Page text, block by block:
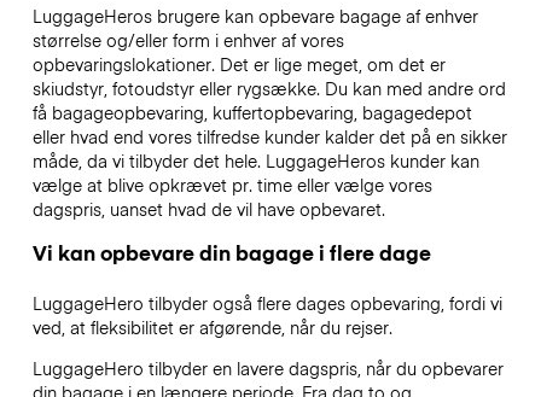
LuggageHeros brugere kan opbevare bagage af enhver
størrelse og/eller form i enhver af vores
opbevaringslokationer. Det er lige meget, om det er
skiudstyr, fotoudstyr eller rygsække. Du kan med andre ord
få bagageopbevaring, kuffertopbevaring, bagagedepot
eller hvad end vores tilfredse kunder kalder det på en sikker
måde, da vi tilbyder det hele. LuggageHeros kunder kan
vælge at blive opkrævet pr. time eller vælge vores
dagspris, uanset hvad de vil have opbevaret.
Vi kan opbevare din bagage i flere dage
LuggageHero tilbyder også flere dages opbevaring, fordi vi
ved, at fleksibilitet er afgørende, når du rejser.
LuggageHero tilbyder en lavere dagspris, når du opbevarer